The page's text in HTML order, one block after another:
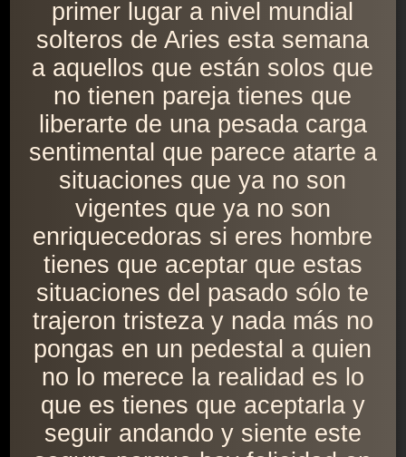
primer lugar a nivel mundial
solteros de Aries esta semana
a aquellos que están solos que
no tienen pareja tienes que
liberarte de una pesada carga
sentimental que parece atarte a
situaciones que ya no son
vigentes que ya no son
enriquecedoras si eres hombre
tienes que aceptar que estas
situaciones del pasado sólo te
trajeron tristeza y nada más no
pongas en un pedestal a quien
no lo merece la realidad es lo
que es tienes que aceptarla y
seguir andando y siente este